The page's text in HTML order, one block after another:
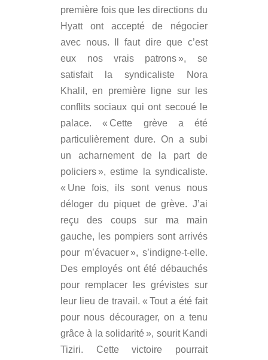
première fois que les directions du
Hyatt ont accepté de négocier
avec nous. Il faut dire que c’est
eux nos vrais patrons », se
satisfait la syndicaliste Nora
Khalil, en première ligne sur les
conflits sociaux qui ont secoué le
palace. « Cette grève a été
particulièrement dure. On a subi
un acharnement de la part de
policiers », estime la syndicaliste.
« Une fois, ils sont venus nous
déloger du piquet de grève. J’ai
reçu des coups sur ma main
gauche, les pompiers sont arrivés
pour m’évacuer », s’indigne-t-elle.
Des employés ont été débauchés
pour remplacer les grévistes sur
leur lieu de travail. « Tout a été fait
pour nous décourager, on a tenu
grâce à la solidarité », sourit Kandi
Tiziri. Cette victoire pourrait